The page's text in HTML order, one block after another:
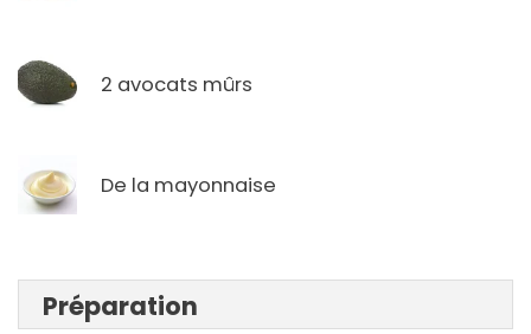
2 avocats mûrs
De la mayonnaise
Préparation